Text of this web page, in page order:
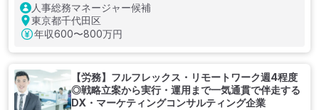
人事総務マネージャー候補
東京都千代田区
年収600〜800万円
【労務】フルフレックス・リモートワーク週4程度
◎戦略立案から実行・運用まで一気通貫で伴走する
DX・マーケティングコンサルティング企業